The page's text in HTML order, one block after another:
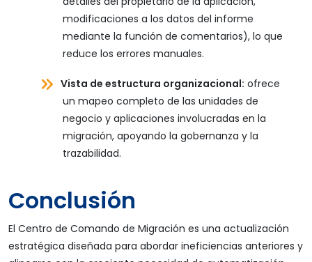
modificaciones a los datos del informe
mediante la función de comentarios), lo que
reduce los errores manuales.
Vista de estructura organizacional: ofrece
un mapeo completo de las unidades de
negocio y aplicaciones involucradas en la
migración, apoyando la gobernanza y la
trazabilidad.
Conclusión
El Centro de Comando de Migración es una actualización
estratégica diseñada para abordar ineficiencias anteriores y